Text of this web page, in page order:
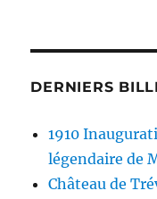
DERNIERS
1910
légendaire de
Château de